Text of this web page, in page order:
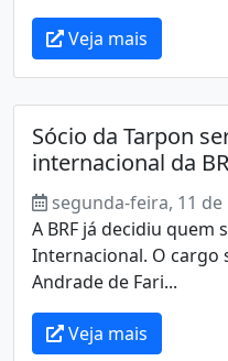
Veja mais
Sócio da Tarpon
internacional da
segunda-feira, 11
A BRF já decidiu quem
Internacional. O cargo
Andrade de Fari...
Veja mais